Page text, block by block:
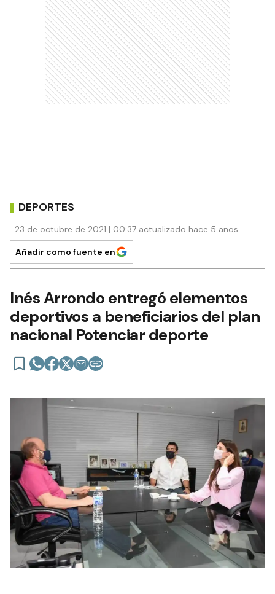
DEPORTES
23 de octubre de 2021 | 00:37 actualizado hace 5 años
Añadir como fuente en
Inés Arrondo entregó elementos
deportivos a beneficiarios del plan
nacional Potenciar deporte